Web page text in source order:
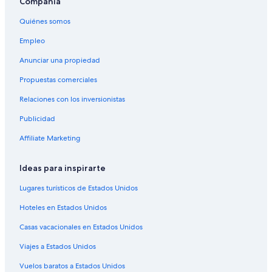
Hilton Hotels en Tulare
Hoteles con casino en Tulare
Hoteles con spa en Tulare
Hoteles con hidromasaje en Tulare
Hoteles de La Quinta Inn & Suites en Tulare
Quiénes somos
Empleo
Anunciar una propiedad
Propuestas comerciales
Relaciones con los inversionistas
Publicidad
Affiliate Marketing
Ideas para inspirarte
Lugares turísticos de Estados Unidos
Hoteles en Estados Unidos
Casas vacacionales en Estados Unidos
Viajes a Estados Unidos
Vuelos baratos a Estados Unidos